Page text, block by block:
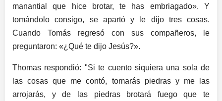
manantial que hice brotar, te has embriagado». Y
tomándolo consigo, se apartó y le dijo tres cosas.
Cuando Tomás regresó con sus compañeros, le
preguntaron: «¿Qué te dijo Jesús?».
Thomas respondió: "Si te cuento siquiera una sola de
las cosas que me contó, tomarás piedras y me las
arrojarás, y de las piedras brotará fuego que te